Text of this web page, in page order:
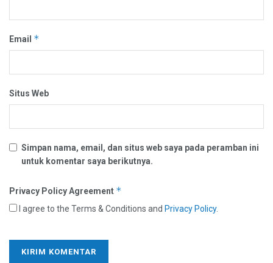
Email *
Situs Web
Simpan nama, email, dan situs web saya pada peramban ini
untuk komentar saya berikutnya.
Privacy Policy Agreement *
I agree to the Terms & Conditions and Privacy Policy.